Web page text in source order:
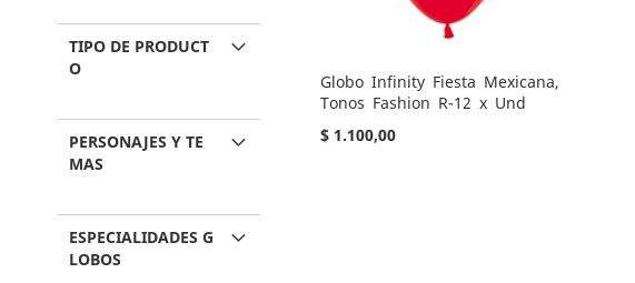
Globo Infinity Fiesta Mexicana,
Tonos Fashion R-12 x Und
$ 1.100,00
AGREGAR
A
AÑADIR
TIPO DE PRODUCT
O
PERSONAJES Y TE
MAS
ESPECIALIDADES G
LOBOS